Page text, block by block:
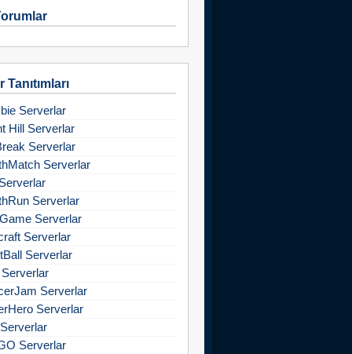
Tanıtımları
Serverlar
Hill Serverlar
Serverlar
Serverlar
Serverlar
Serverlar
Serverlar
Serverlar
Serverlar
Serverlar
Serverlar